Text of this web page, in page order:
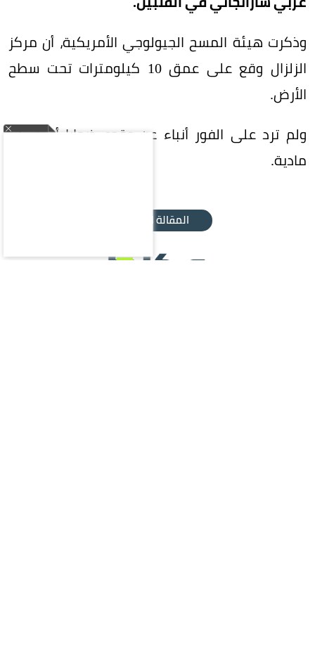
وذكرت هيئة المسح الجيولوجي الأمريكية، أن مركز
الزلزال وقع على عمق 10 كيلومترات تحت سطح
الأرض.
ولم ترد على الفور أنباء عن وقوع ضحايا أو خسائر
مادية.
المقالة التالية